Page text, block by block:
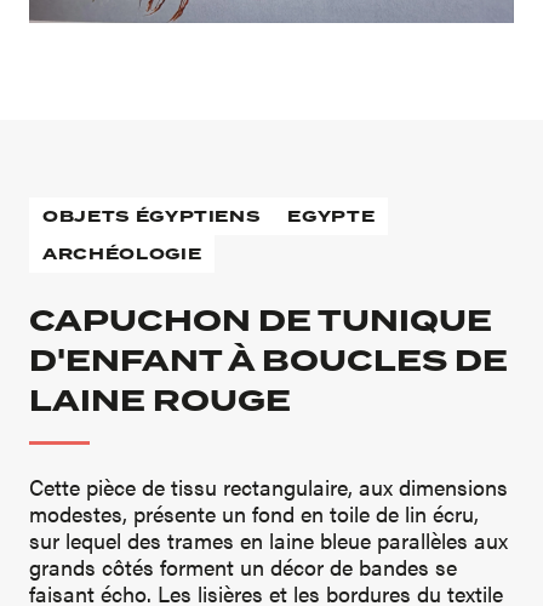
OBJETS ÉGYPTIENS
EGYPTE
ARCHÉOLOGIE
CAPUCHON DE TUNIQUE
D'ENFANT À BOUCLES DE
LAINE ROUGE
Cette pièce de tissu rectangulaire, aux dimensions
modestes, présente un fond en toile de lin écru,
sur lequel des trames en laine bleue parallèles aux
grands côtés forment un décor de bandes se
faisant écho. Les lisières et les bordures du textile